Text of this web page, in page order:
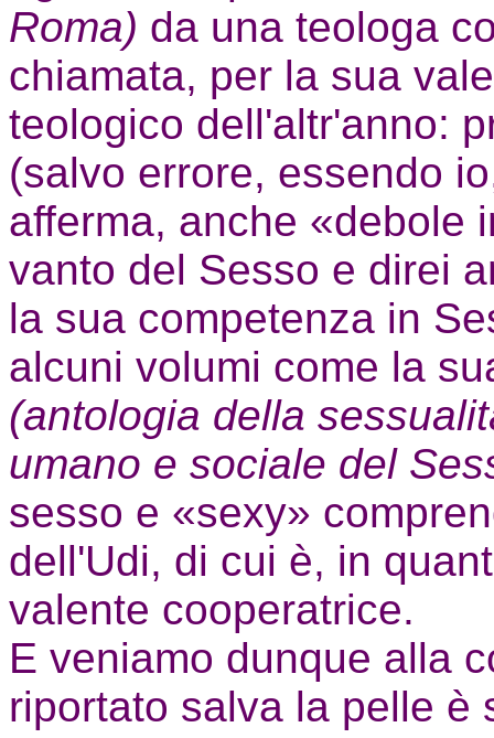
Roma) da una teologa
chiamata, per la sua
teologico dell'altr'anno:
(salvo errore, essendo
afferma, anche «debole
vanto del Sesso e direi
la sua competenza in
alcuni volumi come la
(antologia della
umano e sociale del
sesso e «sexy»
dell'Udi, di cui è, in
valente cooperatrice.
E veniamo dunque alla
riportato salva la pelle è